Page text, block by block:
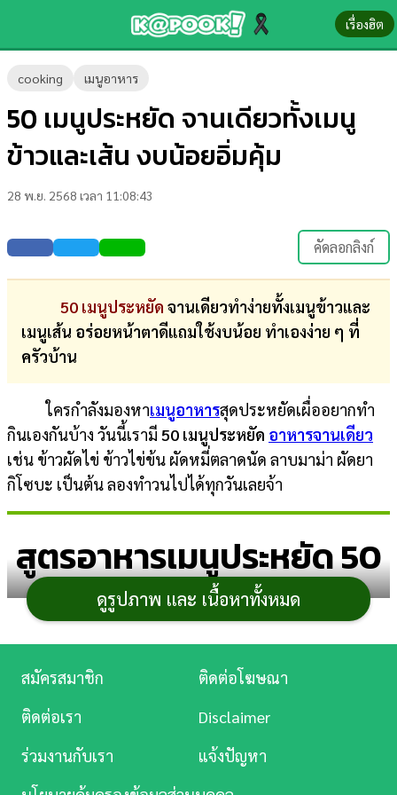
เรื่องฮิต
cooking เมนูอาหาร
50 เมนูประหยัด จานเดียวทั้งเมนู
ข้าวและเส้น งบน้อยอิ่มคุ้ม
28 พ.ย. 2568 เวลา 11:08:43
คัดลอกลิงก์
50 เมนูประหยัด จานเดียวทำง่ายทั้งเมนูข้าวและ
เมนูเส้น อร่อยหน้าตาดีแถมใช้งบน้อย ทำเองง่าย ๆ ที่
ครัวบ้าน
ใครกำลังมองหาเมนูอาหารสุดประหยัดเผื่ออยากทำ
กินเองกันบ้าง วันนี้เรามี 50 เมนูประหยัด อาหารจานเดียว
เช่น ข้าวผัดไข่ ข้าวไข่ข้น ผัดหมี่ตลาดนัด ลาบมาม่า ผัดยา
กิโซบะ เป็นต้น ลองทำวนไปได้ทุกวันเลยจ้า
สูตรอาหารเมนูประหยัด 50
เมนู
เมนูข้าวไข่ข้น
1. ข้าวไข่ข้นนมสด
ดูรูปภาพ และ เนื้อหาทั้งหมด
ข่าว-
ความ
รู้
บันเทิง
ตรวจ
ผล
บอล
สด
การ
เงิน
การ
ศึกษา
บันเทิง
ดู
Music
สมัครสมาชิก
ติดต่อโฆษณา
ติดต่อเรา
Disclaimer
ร่วมงานกับเรา
แจ้งปัญหา